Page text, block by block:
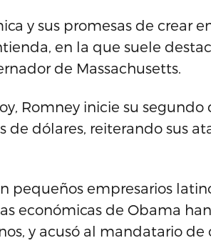
y sus promesas de crear
en la que suele
de Massachusetts.
Romney inicie su segundo
de dólares, reiterando sus
pequeños empresarios
económicas de Obama
y acusó al mandatario